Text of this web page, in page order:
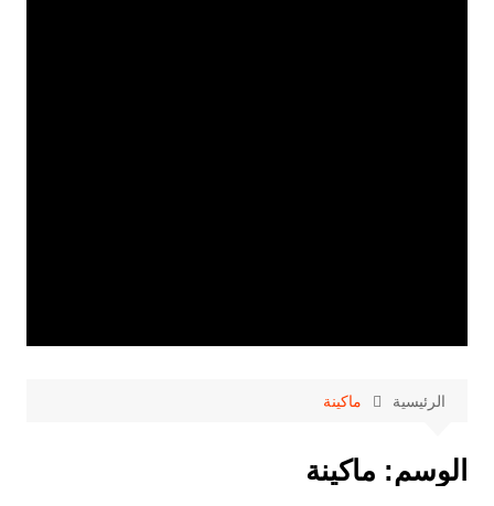
الرئيسية ماكينة
الوسم: ماكينة